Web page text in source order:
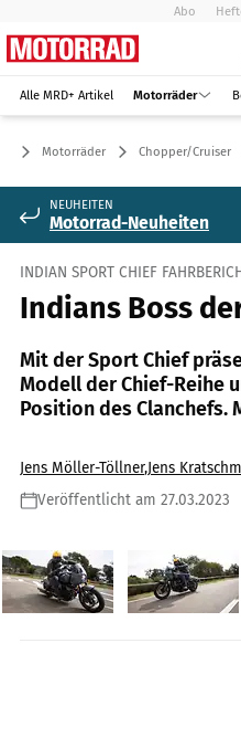
Abo
Alle MRD+ Artikel Motorräder
Motorräder Chopper/Cruiser
NEUHEITEN
Motorrad-Neuheiten
INDIAN SPORT CHIEF
Indians Boss
Mit der Sport Chief
Modell der Chief-Reihe
Position des Clanchefs.
Jens Möller-Töllner,Jens
Veröffentlicht am 27.03.2023